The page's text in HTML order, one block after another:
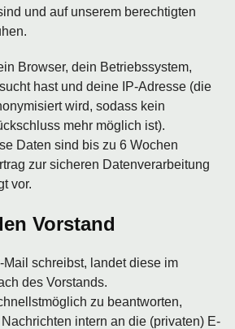
und auf unserem berechtigten
Browser, dein Betriebssystem,
hast und deine IP-Adresse (die
wird, sodass kein
mehr möglich ist).
Daten sind bis zu 6 Wochen
zur sicheren Datenverarbeitung
vor.
Vorstand
schreibst, landet diese im
des Vorstands.
zu beantworten,
intern an die (privaten) E-